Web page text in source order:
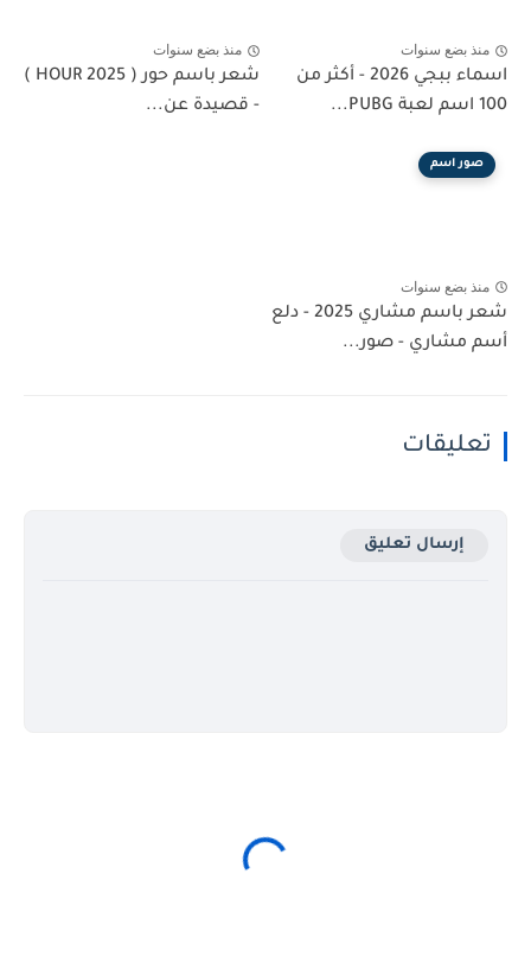
منذ بضع سنوات
اسماء ببجي 2026 - أكثر من
100 اسم لعبة PUBG...
منذ بضع سنوات
شعر باسم حور ( HOUR 2025 )
- قصيدة عن...
صور اسم
منذ بضع سنوات
شعر باسم مشاري 2025 - دلع
أسم مشاري - صور...
تعليقات
إرسال تعليق